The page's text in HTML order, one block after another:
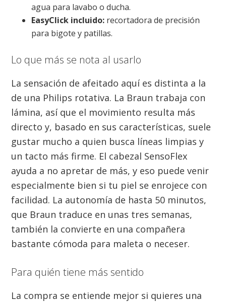
agua para lavabo o ducha.
EasyClick incluido: recortadora de precisión
para bigote y patillas.
Lo que más se nota al usarlo
La sensación de afeitado aquí es distinta a la
de una Philips rotativa. La Braun trabaja con
lámina, así que el movimiento resulta más
directo y, basado en sus características, suele
gustar mucho a quien busca líneas limpias y
un tacto más firme. El cabezal SensoFlex
ayuda a no apretar de más, y eso puede venir
especialmente bien si tu piel se enrojece con
facilidad. La autonomía de hasta 50 minutos,
que Braun traduce en unas tres semanas,
también la convierte en una compañera
bastante cómoda para maleta o neceser.
Para quién tiene más sentido
La compra se entiende mejor si quieres una